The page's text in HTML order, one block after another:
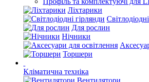
Ліхтарики
Для рослин
Нічники
Торшери
Кліматична техніка
Вентилятори